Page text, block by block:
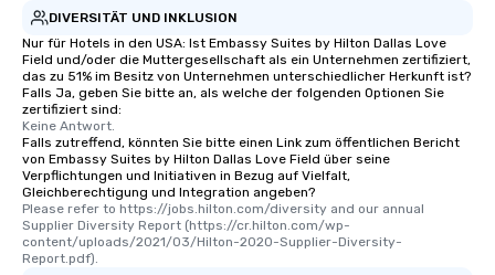
DIVERSITÄT UND INKLUSION
Nur für Hotels in den USA: Ist Embassy Suites by Hilton Dallas Love
Field und/oder die Muttergesellschaft als ein Unternehmen zertifiziert,
das zu 51% im Besitz von Unternehmen unterschiedlicher Herkunft ist?
Falls Ja, geben Sie bitte an, als welche der folgenden Optionen Sie
zertifiziert sind:
Keine Antwort.
Falls zutreffend, könnten Sie bitte einen Link zum öffentlichen Bericht
von Embassy Suites by Hilton Dallas Love Field über seine
Verpflichtungen und Initiativen in Bezug auf Vielfalt,
Gleichberechtigung und Integration angeben?
Please refer to https://jobs.hilton.com/diversity and our annual
Supplier Diversity Report (https://cr.hilton.com/wp-
content/uploads/2021/03/Hilton-2020-Supplier-Diversity-
Report.pdf).